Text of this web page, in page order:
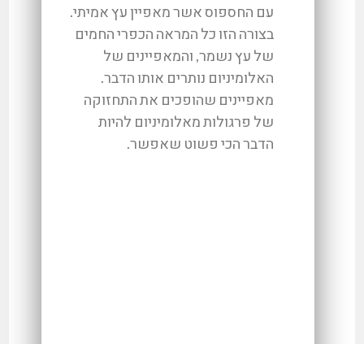
עם החספוס אשר מאפיין עץ אמיתי.
בצורה הזו כל המראה הכפרי החמים
של עץ נשמר, והמאפיינים של
האלומיניום נותרים אותו הדבר.
מאפיינים שהופכים את התחזוקה
של פרגולות מאלומיניום להיות
הדבר הכי פשוט שאפשר.